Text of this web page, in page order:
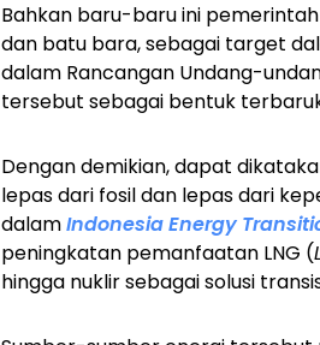
Bahkan baru-baru ini
dan batu bara, sebagai target
dalam Rancangan Undang-
tersebut sebagai bentuk
Dengan demikian, dapat
lepas dari fosil dan lepas dari
dalamIndonesia Energy
peningkatan pemanfaatan LNG (
hingga nuklir sebagai solusi